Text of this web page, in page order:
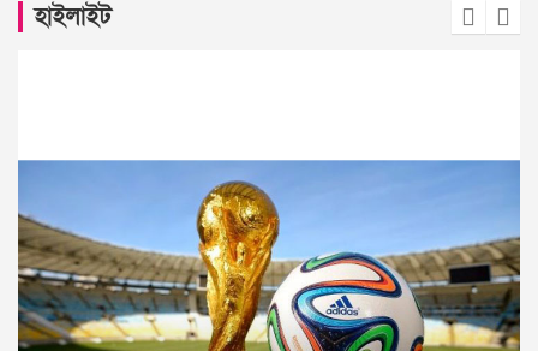
হাইলাইট